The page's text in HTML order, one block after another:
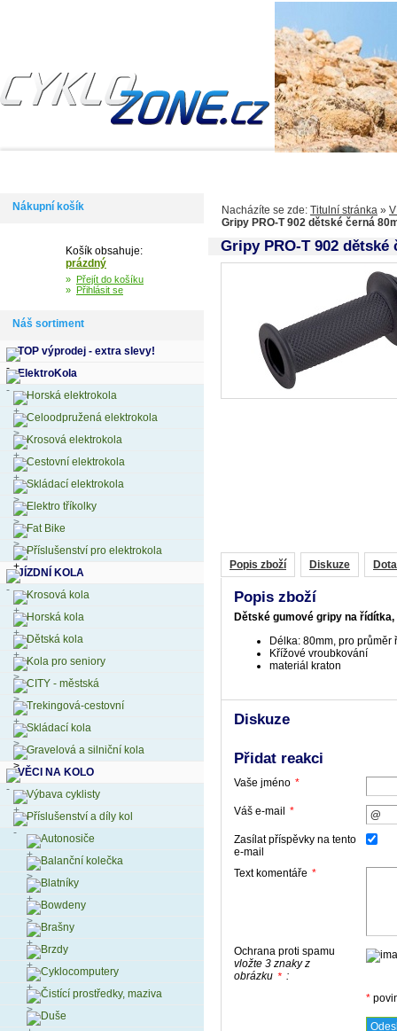
Nacházíte se zde: Titulní stránka »
Gripy PRO-T 902 dětské černá
Gripy PRO-T 902 dětské
Popis zboží Diskuze
Popis zboží
Dětské gumové gripy na
Délka: 80mm, pro průměr
Křížové vroubkování
materiál kraton
Diskuze
Přidat reakci
Vaše jméno *
Váš e-mail *
Zasílat příspěvky na tento
e-mail
Text komentáře *
Ochrana proti spamu
vložte 3 znaky z
obrázku * :
*
Nákupní košík
Košík obsahuje:
prázdný
» Přejít do košíku
» Přihlásit se
Náš sortiment
TOP výprodej - extra slevy!
ElektroKola
Horská elektrokola
Celoodpružená elektrokola
Krosová elektrokola
Cestovní elektrokola
Skládací elektrokola
Elektro tříkolky
Fat Bike
Příslušenství pro elektrokola
JÍZDNÍ KOLA
Krosová kola
Horská kola
Dětská kola
Kola pro seniory
CITY - městská
Trekingová-cestovní
Skládací kola
Gravelová a silniční kola
VĚCI NA KOLO
Výbava cyklisty
Příslušenství a díly kol
Autonosiče
Balanční kolečka
Blatníky
Bowdeny
Brašny
Brzdy
Cyklocomputery
Čistící prostředky, maziva
Duše